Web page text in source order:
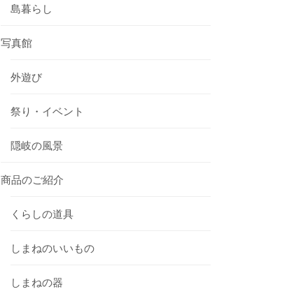
島暮らし
写真館
外遊び
祭り・イベント
隠岐の風景
商品のご紹介
くらしの道具
しまねのいいもの
しまねの器